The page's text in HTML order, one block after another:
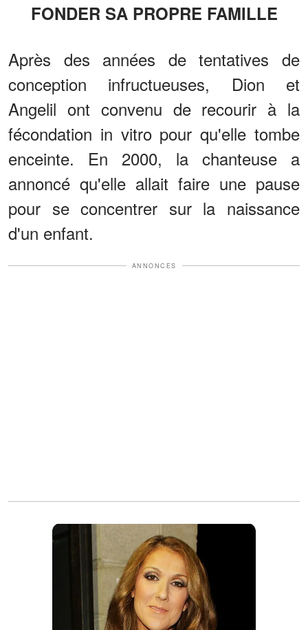
FONDER SA PROPRE FAMILLE
Après des années de tentatives de
conception infructueuses, Dion et
Angelil ont convenu de recourir à la
fécondation in vitro pour qu'elle tombe
enceinte. En 2000, la chanteuse a
annoncé qu'elle allait faire une pause
pour se concentrer sur la naissance
d'un enfant.
ANNONCES